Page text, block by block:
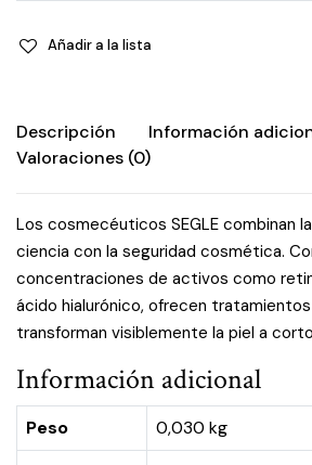
Añadir a la lista
Descripción
Información
Valoraciones (0)
Los cosmecéuticos SEGLE combinan
ciencia con la seguridad cosmética.
concentraciones de activos como
ácido hialurónico, ofrecen
transforman visiblemente la piel a
Información adicional
Peso 0,030 kg